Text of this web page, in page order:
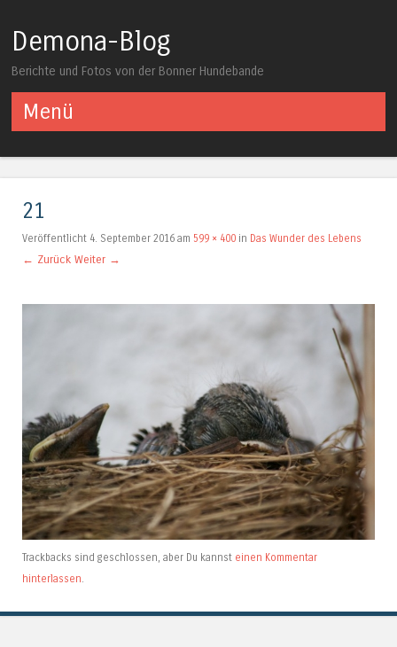
Demona-Blog
Berichte und Fotos von der Bonner Hundebande
Menü
21
Veröffentlicht 4. September 2016 am 599 × 400 in Das Wunder des Lebens
← Zurück Weiter →
Trackbacks sind geschlossen, aber Du kannst einen Kommentar
hinterlassen